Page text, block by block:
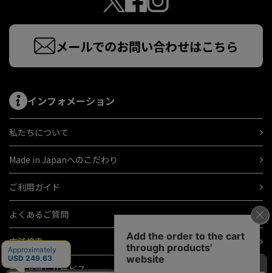
メールでのお問い合わせはこちら
インフォメーション
私たちについて
Made in Japanへのこだわり
ご利用ガイド
よくあるご質問
店舗検索
無料お試しサービス